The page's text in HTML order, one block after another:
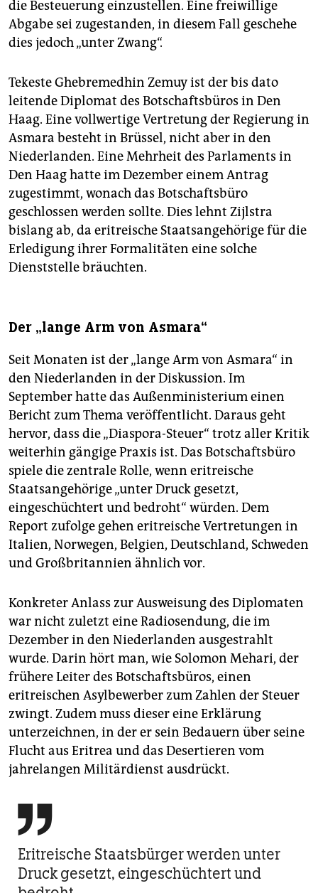
die Besteuerung einzustellen. Eine freiwillige
Abgabe sei zugestanden, in diesem Fall geschehe
dies jedoch „unter Zwang“.
Tekeste Ghebremedhin Zemuy ist der bis dato
leitende Diplomat des Botschaftsbüros in Den
Haag. Eine vollwertige Vertretung der Regierung in
Asmara besteht in Brüssel, nicht aber in den
Niederlanden. Eine Mehrheit des Parlaments in
Den Haag hatte im Dezember einem Antrag
zugestimmt, wonach das Botschaftsbüro
geschlossen werden sollte. Dies lehnt Zijlstra
bislang ab, da eritreische Staatsangehörige für die
Erledigung ihrer Formalitäten eine solche
Dienststelle bräuchten.
Der „lange Arm von Asmara“
Seit Monaten ist der „lange Arm von Asmara“ in
den Niederlanden in der Diskussion. Im
September hatte das Außenministerium einen
Bericht zum Thema veröffentlicht. Daraus geht
hervor, dass die „Diaspora-Steuer“ trotz aller Kritik
weiterhin gängige Praxis ist. Das Botschaftsbüro
spiele die zentrale Rolle, wenn eritreische
Staatsangehörige „unter Druck gesetzt,
eingeschüchtert und bedroht“ würden. Dem
Report zufolge gehen eritreische Vertretungen in
Italien, Norwegen, Belgien, Deutschland, Schweden
und Großbritannien ähnlich vor.
Konkreter Anlass zur Ausweisung des Diplomaten
war nicht zuletzt eine Radiosendung, die im
Dezember in den Niederlanden ausgestrahlt
wurde. Darin hört man, wie Solomon Mehari, der
frühere Leiter des Botschaftsbüros, einen
eritreischen Asylbewerber zum Zahlen der Steuer
zwingt. Zudem muss dieser eine Erklärung
unterzeichnen, in der er sein Bedauern über seine
Flucht aus Eritrea und das Desertieren vom
jahrelangen Militärdienst ausdrückt.

Eritreische Staatsbürger werden unter
Druck gesetzt, eingeschüchtert und